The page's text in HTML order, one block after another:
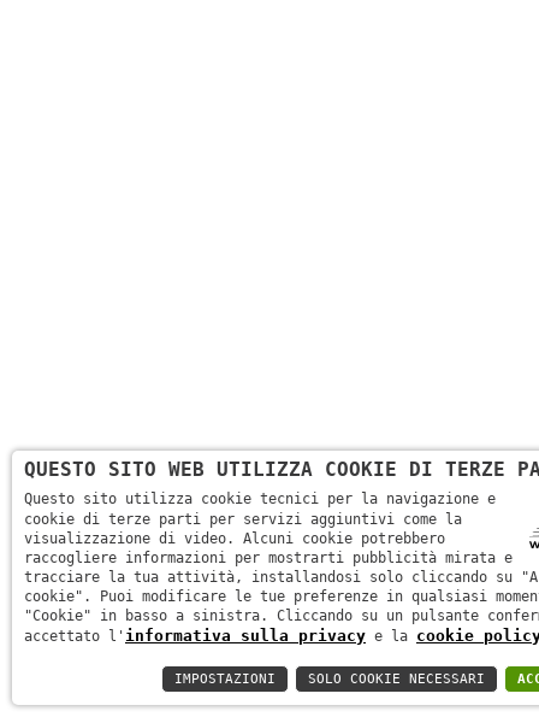
QUESTO SITO WEB UTILIZZA COOKIE DI TERZE
Questo sito utilizza cookie tecnici per la navigazione e
cookie di terze parti per servizi aggiuntivi come la
visualizzazione di video. Alcuni cookie potrebbero
raccogliere informazioni per mostrarti pubblicità mirata e
tracciare la tua attività, installandosi solo cliccando su
cookie". Puoi modificare le tue preferenze in qualsiasi
"Cookie" in basso a sinistra. Cliccando su un pulsante
accettato l' informativa sulla privacy e la cookie
SOLO COOKIE NECESSARI
IMPOSTAZIONI